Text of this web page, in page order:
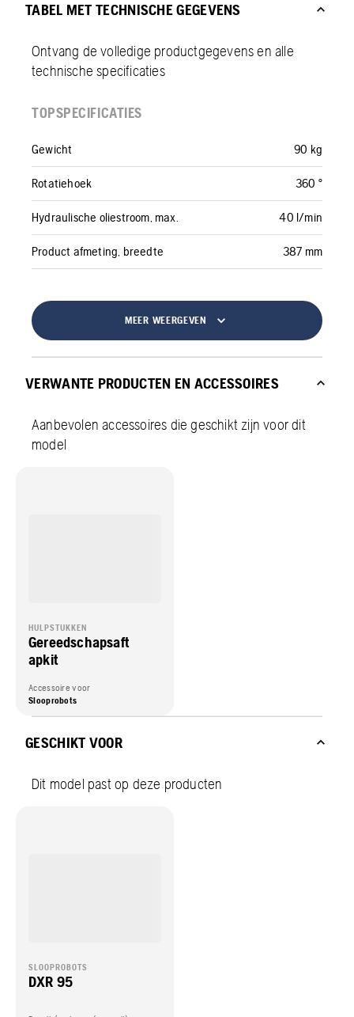
TABEL MET TECHNISCHE GEGEVENS
Ontvang de volledige productgegevens en alle
technische specificaties
TOPSPECIFICATIES
Gewicht 90 kg
Rotatiehoek 360 °
Hydraulische oliestroom, max. 40 l/min
Product afmeting, breedte 387 mm
MEER WEERGEVEN
VERWANTE PRODUCTEN EN ACCESSOIRES
Aanbevolen accessoires die geschikt zijn voor dit
model
HULPSTUKKEN
Gereedschapsaft
apkit
Accessoire voor
Slooprobots
GESCHIKT VOOR
Dit model past op deze producten
SLOOPROBOTS
DXR 95